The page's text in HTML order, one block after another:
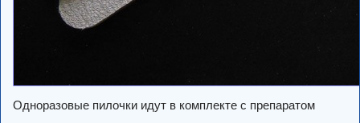
Одноразовые пилочки идут в комплекте с препаратом